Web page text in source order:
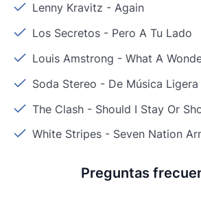
Lenny Kravitz -Again
Los Secretos - Pero A Tu Lado
Louis Amstrong -What A
Soda Stereo - De Música Ligera
The Clash - Should I Stay Or
White Stripes - Seven Nation
Preguntas